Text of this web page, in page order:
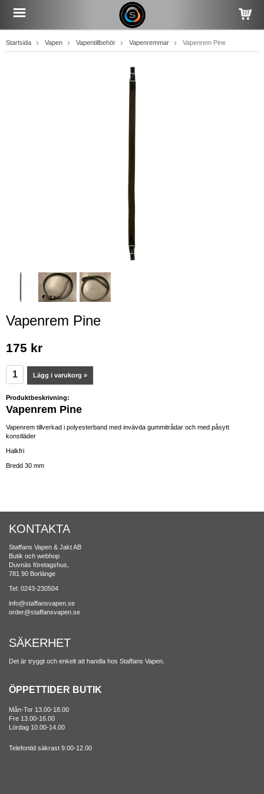
Startsida Vapen Vapentillbehör Vapenremmar Vapenrem Pine
Vapenrem Pine
175 kr
Lägg i varukorg »
Produktbeskrivning:
Vapenrem Pine
Vapenrem tillverkad i polyesterband med invävda gummitrådar och med påsytt
konstläder
Halkfri
Bredd 30 mm
KONTAKTA
Staffans Vapen & Jakt AB
Butik och webhop
Duvnäs företagshus,
781 90 Borlänge
Tel: 0243-230504
info@staffansvapen.se
order@staffansvapen.se
SÄKERHET
Det är tryggt och enkelt att handla hos Staffans Vapen.
ÖPPETTIDER BUTIK
Mån-Tor 13.00-18.00
Fre 13.00-16.00
Lördag 10.00-14.00
Telefontid säkrast 9.00-12.00